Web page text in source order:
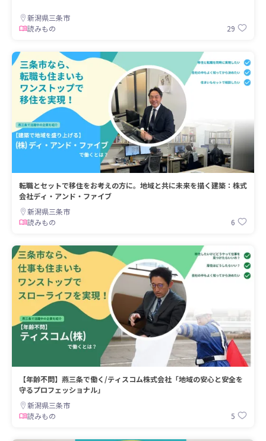
新潟県三条市
読みもの
29
転職とセットで移住をお考えの方に。地域と共に未来を描く建築：株式
会社ディ・アンド・ファイブ
新潟県三条市
読みもの
6
【年齢不問】燕三条で働く/ティスコム株式会社「地域の安心と安全を
守るプロフェッショナル」
新潟県三条市
読みもの
5